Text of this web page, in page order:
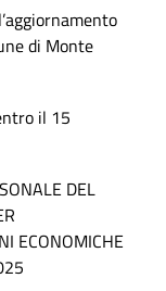
di Monte
il 15
DEL
ECONOMICHE